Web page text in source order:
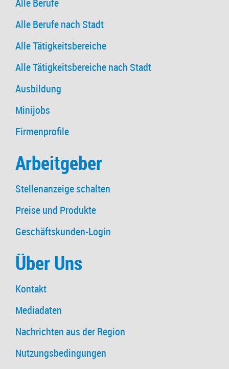
Alle Berufe
Alle Berufe nach Stadt
Alle Tätigkeitsbereiche
Alle Tätigkeitsbereiche nach Stadt
Ausbildung
Minijobs
Firmenprofile
Arbeitgeber
Stellenanzeige schalten
Preise und Produkte
Geschäftskunden-Login
Über Uns
Kontakt
Mediadaten
Nachrichten aus der Region
Nutzungsbedingungen